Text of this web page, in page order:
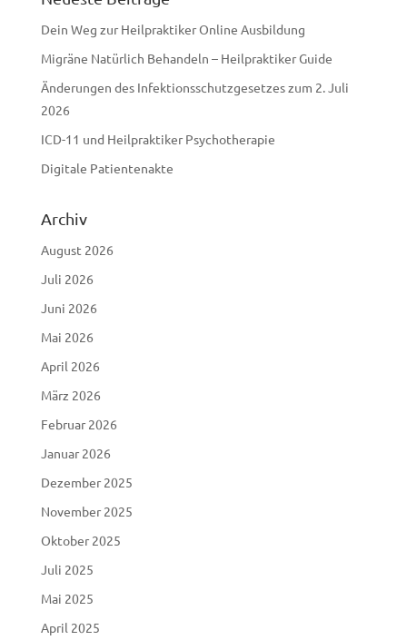
Dein Weg zur Heilpraktiker Online Ausbildung
Migräne Natürlich Behandeln – Heilpraktiker Guide
Änderungen des Infektionsschutzgesetzes zum 2. Juli
2026
ICD-11 und Heilpraktiker Psychotherapie
Digitale Patientenakte
Archiv
August 2026
Juli 2026
Juni 2026
Mai 2026
April 2026
März 2026
Februar 2026
Januar 2026
Dezember 2025
November 2025
Oktober 2025
Juli 2025
Mai 2025
April 2025